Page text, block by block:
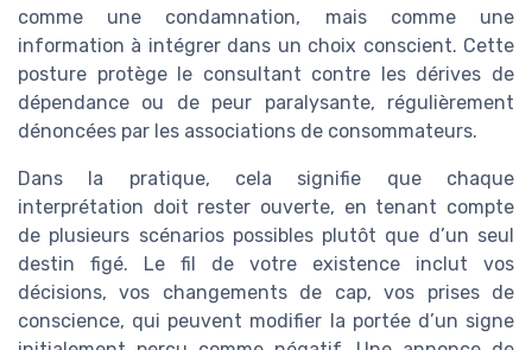
comme une condamnation, mais comme une
information à intégrer dans un choix conscient. Cette
posture protège le consultant contre les dérives de
dépendance ou de peur paralysante, régulièrement
dénoncées par les associations de consommateurs.
Dans la pratique, cela signifie que chaque
interprétation doit rester ouverte, en tenant compte
de plusieurs scénarios possibles plutôt que d’un seul
destin figé. Le fil de votre existence inclut vos
décisions, vos changements de cap, vos prises de
conscience, qui peuvent modifier la portée d’un signe